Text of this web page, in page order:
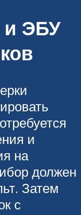
и ЭБУ
и
на
должен
Затем
с